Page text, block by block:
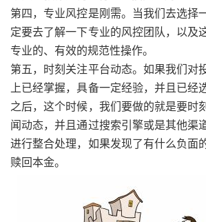
第四，专业风控是刚需。当我们去选择
定要去了解一下专业的风控团队，以及
专业的、有效的规范性操作。
第五，时刻关注平台动态。如果我们对
上已经掌握，具备一定经验，并且已经
之后，这个时候，我们要做的就是要时
闻动态，并且通过搜索引擎或是其他渠
进行整合处理，如果发现了有什么负面
赎回本金。